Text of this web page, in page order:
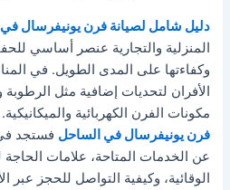
دليل شامل لصيانة فرن يونيفرسال
المنزلية والتجارية عنصر أساسي
وكفاءتها على المدى الطويل. في
الأفران لتحديات إضافية مثل
مكونات الفرن الكهربائية
فرن يونيفرسال في الساحل فستجد
عن الخدمات المتاحة، علامات الحاجة
الوقائية، وكيفية التواصل للحجز عبر